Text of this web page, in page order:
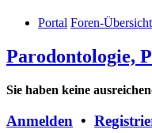
Portal Foren-Übersicht
Parodontologie,
Sie haben keine
Anmelden •